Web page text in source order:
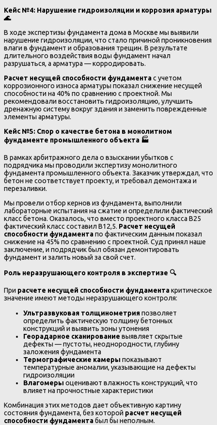
Кейс №4: Нарушение гидроизоляции и коррозия арматуры
🌊
В ходе экспертизы фундамента дома в Москве мы выявили
нарушение гидроизоляции, что стало причиной проникновения
влаги в фундамент и образования трещин. В результате
длительного воздействия воды фундамент начал
разрушаться, а арматура — корродировать.
Расчет несущей способности фундаментас учетом
коррозионного износа арматуры показал снижение несущей
способности на 40% по сравнению с проектной. Мы
рекомендовали восстановить гидроизоляцию, улучшить
дренажную систему вокруг здания и заменить поврежденные
элементы арматуры.
Кейс №5: Спор о качестве бетона в монолитном
фундаменте промышленного объекта 🏭
В рамках арбитражного дела о взыскании убытков с
подрядчика мы проводили экспертизу монолитного
фундамента промышленного объекта. Заказчик утверждал, что
бетон не соответствует проекту, и требовал демонтажа и
перезаливки.
Мы провели отбор кернов из фундамента, выполнили
лабораторные испытания на сжатие и определили фактический
класс бетона. Оказалось, что вместо проектного класса В25
фактический класс составил В12,5. Расчет несущей
способности фундаментапо фактическим данным показал
снижение на 45% по сравнению с проектной. Суд принял наше
заключение, и подрядчик был обязан демонтировать
фундамент и залить новый за свой счет.
Роль неразрушающего контроля в экспертизе 🔍
При расчете несущей способности фундаментакритическое
значение имеют методы неразрушающего контроля:
Ультразвуковая толщинометрияпозволяет
определить фактическую толщину бетонных
конструкций и выявить зоны утонения
Георадарное сканирование выявляет скрытые
дефекты — пустоты, неоднородности, глубину
заложения фундамента
Термографические камеры показывают
температурные аномалии, указывающие на дефекты
гидроизоляции
Влагомеры оценивают влажность конструкций, что
влияет на прочностные характеристики
Комбинация этих методов дает объективную картину
состояния фундамента, без которой расчет несущей
способности фундаментабыл бы неполным.